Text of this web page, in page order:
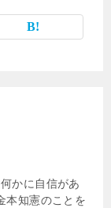
かに自信があ
本知憲のことを